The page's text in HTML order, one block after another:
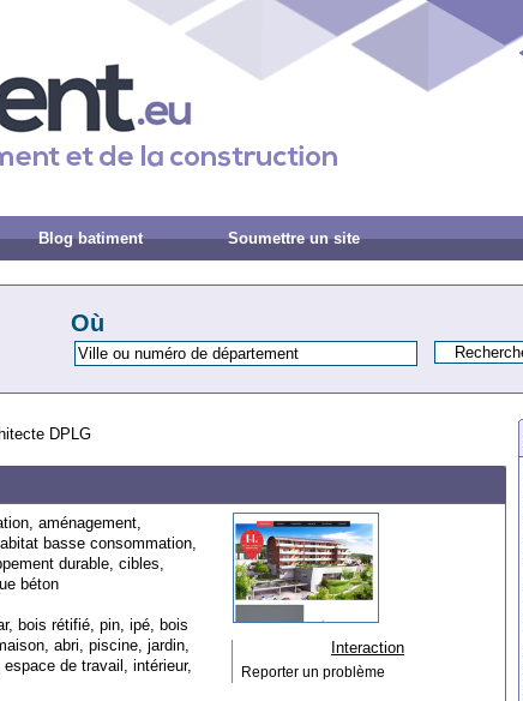
Blog batiment Soumettre un site
Où
DPLG
aménagement,
basse consommation,
durable, cibles,
béton
bois rétifié, pin, ipé, bois
abri, piscine, jardin,
de travail, intérieur,
Interaction
Reporter un problème